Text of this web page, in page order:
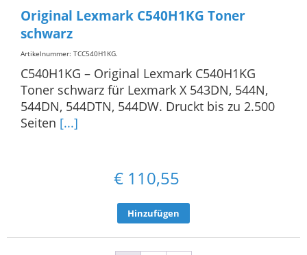
Original Lexmark C540H1KG Toner
schwarz
Artikelnummer: TCC540H1KG.
C540H1KG – Original Lexmark C540H1KG
Toner schwarz für Lexmark X 543DN, 544N,
544DN, 544DTN, 544DW. Druckt bis zu 2.500
Seiten [...]
€ 110,55
Hinzufügen